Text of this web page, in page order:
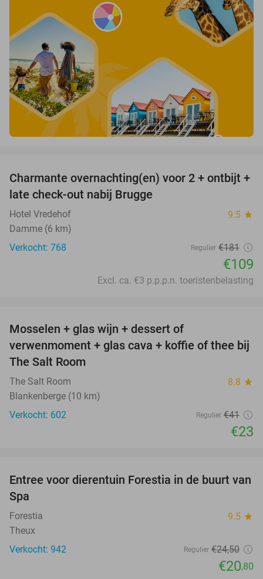
40%
Charmante overnachting(en) voor 2 + ontbijt +
late check-out nabij Brugge
Hotel Vredehof 9.5 star
Damme (6 km)
Verkocht: 768
Regulier €181
€109
Excl. ca. €3 p.p.p.n. toeristenbelasting
Mosselen + glas wijn + dessert of
verwenmoment + glas cava + koffie of thee bij
The Salt Room
The Salt Room 8.8 star
Blankenberge (10 km)
Verkocht: 602
Regulier €41
€23
15%
Entree voor dierentuin Forestia in de buurt van
Spa
Forestia 9.5 star
Theux
Verkocht: 942
Regulier €24,50
€20,80